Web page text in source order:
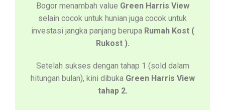
Bogor menambah value Green Harris View
selain cocok untuk hunian juga cocok untuk
investasi jangka panjang berupa Rumah Kost (
Rukost ).
Setelah sukses dengan tahap 1 (sold dalam
hitungan bulan), kini dibuka Green Harris View
tahap 2.